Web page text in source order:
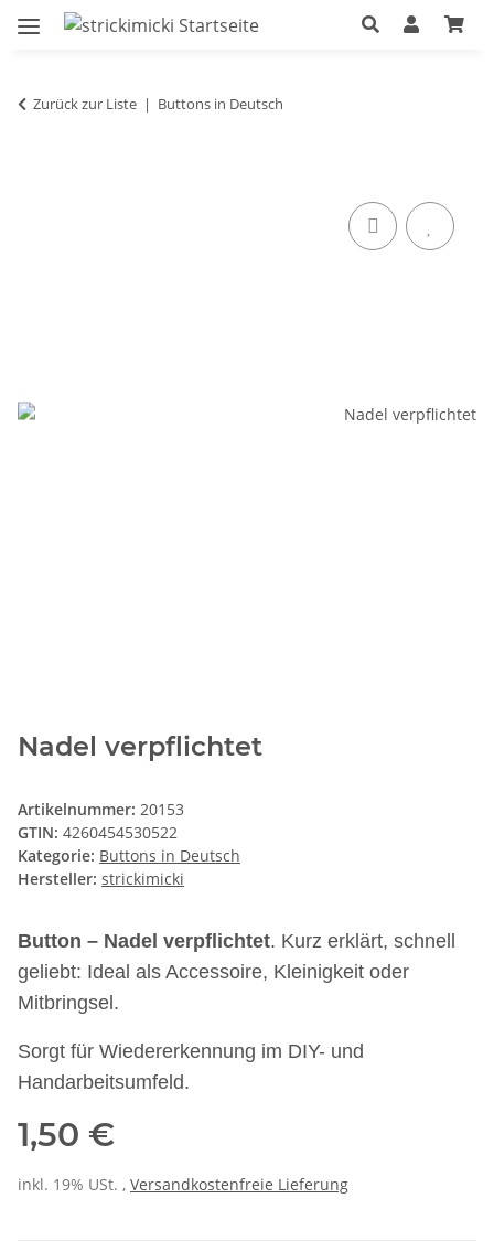
Zurück zur Liste Buttons in Deutsch
Nadel verpflichtet
Artikelnummer: 20153
GTIN: 4260454530522
Kategorie: Buttons in Deutsch
Hersteller: strickimicki
Button – Nadel verpflichtet. Kurz erklärt, schnell
geliebt: Ideal als Accessoire, Kleinigkeit oder
Mitbringsel.
Sorgt für Wiedererkennung im DIY- und
Handarbeitsumfeld.
1,50 €
inkl. 19% USt. , Versandkostenfreie Lieferung